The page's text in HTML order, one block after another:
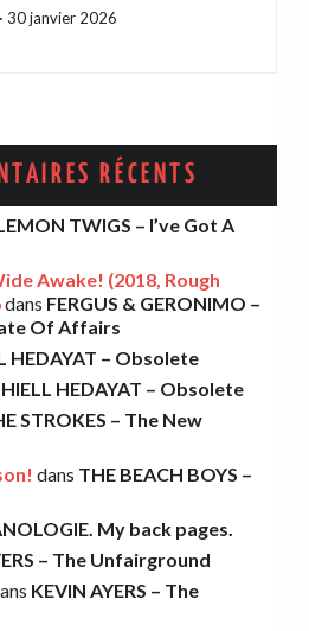
30 janvier 2026
13 décembre 2025
COBURN – Between The Moon
· 9 décembre 2025
TWIGS – Go To School
5 novembre 2025
2 novembre 2025
RÉCENTS
TWIGS – I’ve Got A
Awake! (2018, Rough
dans FERGUS & GERONIMO –
Of Affairs
HEDAYAT – Obsolete
HEDAYAT – Obsolete
STROKES – The New
dans THE BEACH BOYS –
My back pages.
– The Unfairground
KEVIN AYERS – The